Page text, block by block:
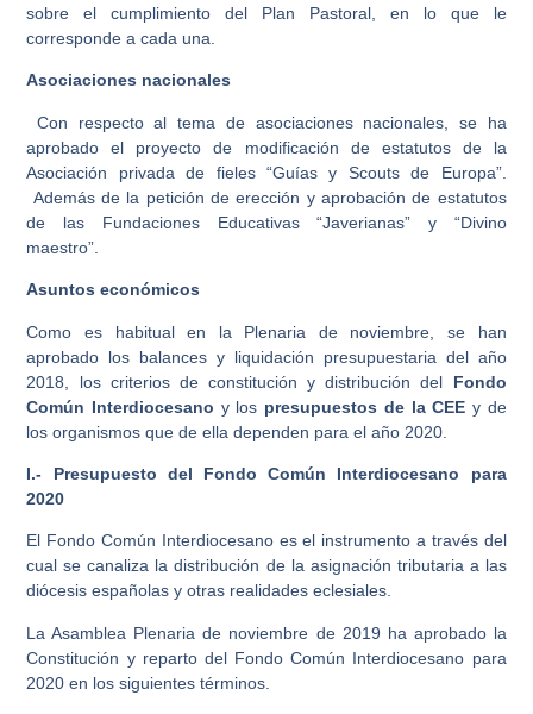
sobre el cumplimiento del Plan Pastoral, en lo que le
corresponde a cada una.
Asociaciones nacionales
Con respecto al tema de asociaciones nacionales, se ha
aprobado el proyecto de modificación de estatutos de la
Asociación privada de fieles “Guías y Scouts de Europa”.
Además de la petición de erección y aprobación de estatutos
de las Fundaciones Educativas “Javerianas” y “Divino
maestro”.
Asuntos económicos
Como es habitual en la Plenaria de noviembre, se han
aprobado los balances y liquidación presupuestaria del año
2018, los criterios de constitución y distribución del Fondo
Común Interdiocesano y los presupuestos de la CEE y de
los organismos que de ella dependen para el año 2020.
I.- Presupuesto del Fondo Común Interdiocesano para
2020
El Fondo Común Interdiocesano es el instrumento a través del
cual se canaliza la distribución de la asignación tributaria a las
diócesis españolas y otras realidades eclesiales.
La Asamblea Plenaria de noviembre de 2019 ha aprobado la
Constitución y reparto del Fondo Común Interdiocesano para
2020 en los siguientes términos.